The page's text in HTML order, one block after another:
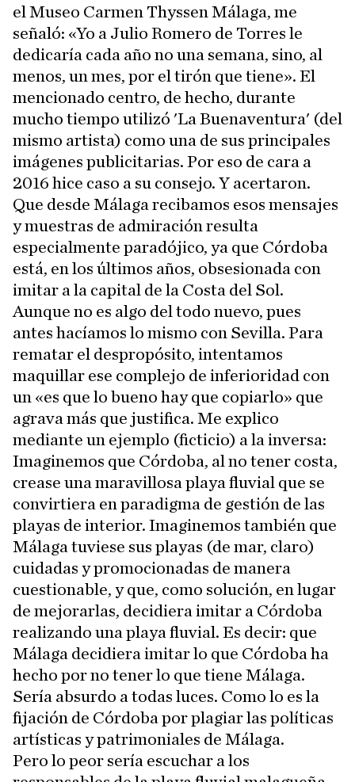
el Museo Carmen Thyssen Málaga, me
señaló: «Yo a Julio Romero de Torres le
dedicaría cada año no una semana, sino, al
menos, un mes, por el tirón que tiene». El
mencionado centro, de hecho, durante
mucho tiempo utilizó 'La Buenaventura' (del
mismo artista) como una de sus principales
imágenes publicitarias. Por eso de cara a
2016 hice caso a su consejo. Y acertaron.
Que desde Málaga recibamos esos mensajes
y muestras de admiración resulta
especialmente paradójico, ya que Córdoba
está, en los últimos años, obsesionada con
imitar a la capital de la Costa del Sol.
Aunque no es algo del todo nuevo, pues
antes hacíamos lo mismo con Sevilla. Para
rematar el despropósito, intentamos
maquillar ese complejo de inferioridad con
un «es que lo bueno hay que copiarlo» que
agrava más que justifica. Me explico
mediante un ejemplo (ficticio) a la inversa:
Imaginemos que Córdoba, al no tener costa,
crease una maravillosa playa fluvial que se
convirtiera en paradigma de gestión de las
playas de interior. Imaginemos también que
Málaga tuviese sus playas (de mar, claro)
cuidadas y promocionadas de manera
cuestionable, y que, como solución, en lugar
de mejorarlas, decidiera imitar a Córdoba
realizando una playa fluvial. Es decir: que
Málaga decidiera imitar lo que Córdoba ha
hecho por no tener lo que tiene Málaga.
Sería absurdo a todas luces. Como lo es la
fijación de Córdoba por plagiar las políticas
artísticas y patrimoniales de Málaga.
Pero lo peor sería escuchar a los